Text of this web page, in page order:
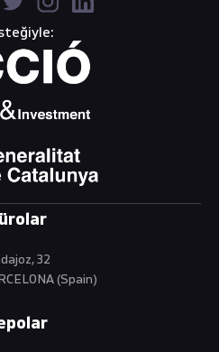
32
(Spain)